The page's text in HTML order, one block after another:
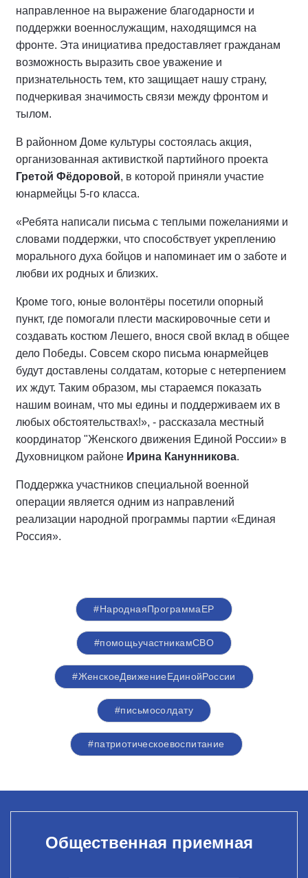
направленное на выражение благодарности и
поддержки военнослужащим, находящимся на
фронте. Эта инициатива предоставляет гражданам
возможность выразить свое уважение и
признательность тем, кто защищает нашу страну,
подчеркивая значимость связи между фронтом и
тылом.
В районном Доме культуры состоялась акция,
организованная активисткой партийного проекта
Гретой Фёдоровой, в которой приняли участие
юнармейцы 5-го класса.
«Ребята написали письма с теплыми пожеланиями и
словами поддержки, что способствует укреплению
морального духа бойцов и напоминает им о заботе и
любви их родных и близких.
Кроме того, юные волонтёры посетили опорный
пункт, где помогали плести маскировочные сети и
создавать костюм Лешего, внося свой вклад в общее
дело Победы. Совсем скоро письма юнармейцев
будут доставлены солдатам, которые с нетерпением
их ждут. Таким образом, мы стараемся показать
нашим воинам, что мы едины и поддерживаем их в
любых обстоятельствах!», - рассказала местный
координатор "Женского движения Единой России» в
Духовницком районе Ирина Канунникова.
Поддержка участников специальной военной
операции является одним из направлений
реализации народной программы партии «Единая
Россия».
#НароднаяПрограммаЕР
#помощьучастникамСВО
#ЖенскоеДвижениеЕдинойРоссии
#письмосолдату
#патриотическоевоспитание
Общественная приемная